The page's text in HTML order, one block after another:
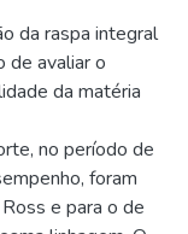
da raspa integral
de avaliar o
da matéria
no período de
foram
e para o de